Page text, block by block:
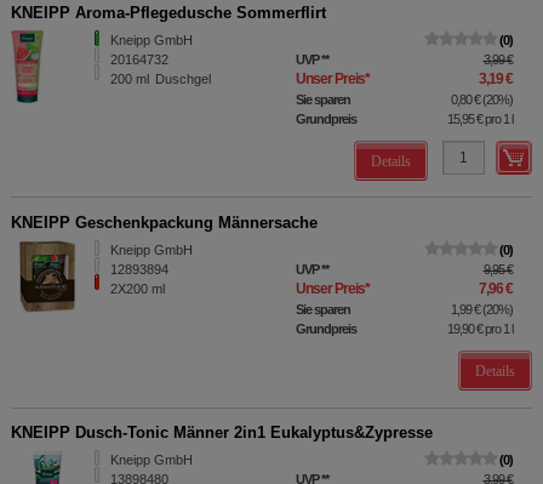
KNEIPP Aroma-Pflegedusche Sommerflirt
Kneipp GmbH
20164732
200 ml Duschgel
0
UVP** 3,99 €
Unser Preis* 3,19 €
Sie sparen 0,80 €(20%)
Grundpreis
15,95 €pro 1 l
Details
KNEIPP Geschenkpackung Männersache
Kneipp GmbH
12893894
2X200 ml
0
UVP** 9,95 €
Unser Preis* 7,96 €
Sie sparen 1,99 €(20%)
Grundpreis
19,90 €pro 1 l
Details
KNEIPP Dusch-Tonic Männer 2in1 Eukalyptus&Zypresse
Kneipp GmbH
13898480
0
UVP** 3,99 €